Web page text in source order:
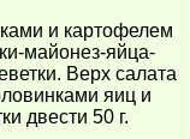
и картофелем
майонез-яйца-
Верх салата
яиц и
двести 50 г.